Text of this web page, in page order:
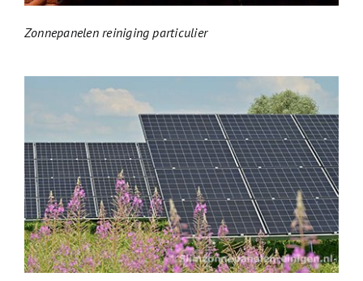
Zonnepanelen reiniging particulier